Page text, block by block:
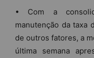
• Com a
manutenção da taxa
de outros fatores, a
última semana